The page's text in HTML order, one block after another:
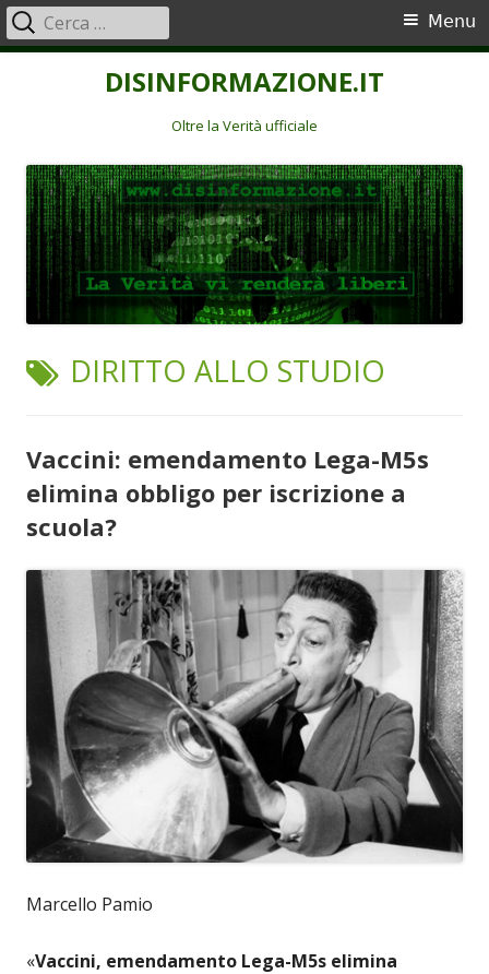
DISINFORMAZIONE.IT
Oltre la Verità ufficiale
Menu
principale
Menu
Ricerca
per:
TAG:
DIRITTO ALLO STUDIO
Vaccini: emendamento Lega-M5s
elimina obbligo per iscrizione a
scuola?
Marcello Pamio
«Vaccini, emendamento Lega-M5s elimina